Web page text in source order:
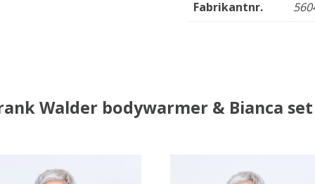
Fabrikantnr.
Walder bodywarmer & Bianca set